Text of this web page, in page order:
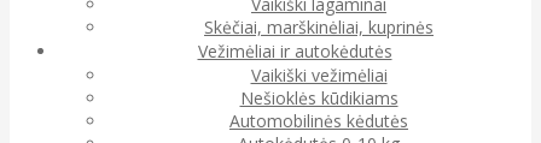
Skėčiai, marškinėliai, kuprinės
Vežimėliai ir autokėdutės
Vaikiški vežimėliai
Nešioklės kūdikiams
Automobilinės kėdutės